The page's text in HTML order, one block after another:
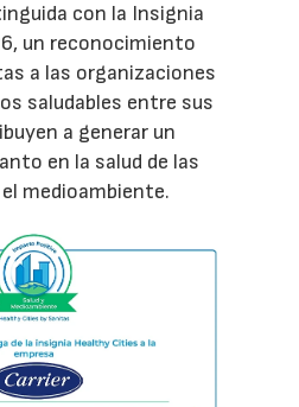
con la Insignia
un reconocimiento
a las organizaciones
saludables entre sus
a generar un
en la salud de las
medioambiente.